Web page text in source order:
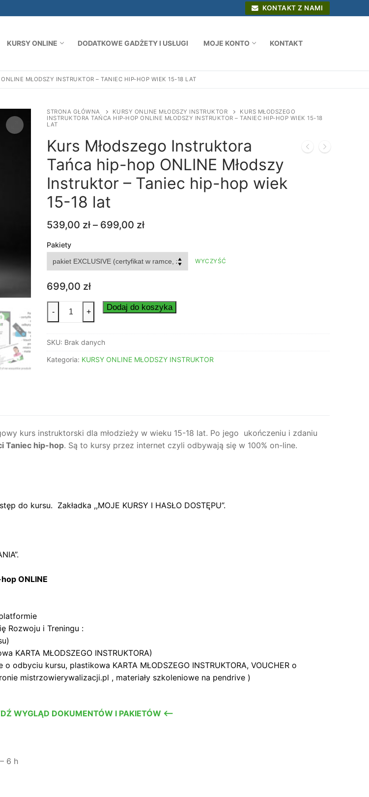
KONTAKT Z NAMI
KURSY ONLINE DODATKOWE GADŻETY I USŁUGI MOJE KONTO KONTAKT
MŁODSZY INSTRUKTOR – TANIEC HIP-HOP WIEK 15-18 LAT
STRONA GŁÓWNA KURSY ONLINE MŁODSZY INSTRUKTOR
KURS MŁODSZEGO
INSTRUKTORA TAŃCA HIP-HOP ONLINE MŁODSZY INSTRUKTOR – TANIEC HIP-HOP WIEK 15-18
LAT
Kurs Młodszego Instruktora
Tańca hip-hop ONLINE Młodszy
Instruktor – Taniec hip-hop wiek
15-18 lat
539,00 zł – 699,00 złZakres
539,00 zł
do
699,00 zł
Pakiety
WYCZYŚĆ
699,00 zł
Kurs
Instruktora
Tańca
-
Taniec
18
- + Dodaj do koszyka
SKU: Brak danych
Kategoria: KURSY ONLINE MŁODSZY INSTRUKTOR
kurs instruktorski dla młodzieży w wieku 15-18 lat. Po jego ukończeniu i zdaniu
Taniec hip-hop. Są to kursy przez internet czyli odbywają się w 100% on-line.
do kursu. Zakładka ,,MOJE KURSY I HASŁO DOSTĘPU”.
.
ONLINE
Rozwoju i Treningu :
MŁODSZEGO INSTRUKTORA)
kursu, plastikowa KARTA MŁODSZEGO INSTRUKTORA, VOUCHER o
mistrzowierywalizacji.pl , materiały szkoleniowe na pendrive )
WYGLĄD DOKUMENTÓW I PAKIETÓW <—
6 h